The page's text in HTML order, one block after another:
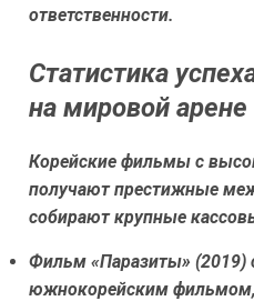
ответственности.
Статистика
на мировой арене
Корейские фильмы с
получают престижные
собирают крупные
Фильм «Паразиты» (2019)
южнокорейским